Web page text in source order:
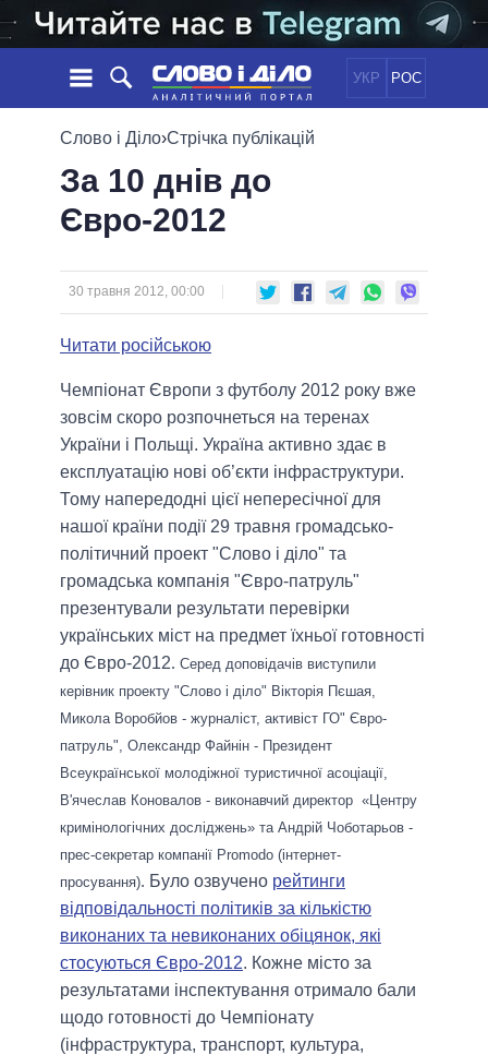
УКР РОС
НОВИНИ
СТРІЧКА
ПОДІЇ
ДУМКИ
ОГЛЯДИ
ДАЙДЖЕСТИ
ПОЛІТИКА
СВІТ
ОБIЦЯНКИ
ПОЛIТИКИ
УСІ ПОЛІТИКИ
ПРЕЗИДЕНТ І ОФІС
ВЕРХОВНА РАДА
ГОЛОВИ ОБЛАДМІНІСТРАЦІЙ
МЕРИ МІСТ
ВСІ ПЕРСОНИ
ІНФОГРАФІКА
ПОРІВНЯННЯ ПОЛІТИКІВ
Слово і Діло›Стрічка публікацій
За 10 днів до
Євро-2012
30 травня 2012, 00:00
Читати російською
Чемпіонат Європи з футболу 2012 року вже
зовсім скоро розпочнеться на теренах
України і Польщі. Україна активно здає в
експлуатацію нові об’єкти інфраструктури.
Тому напередодні цієї непересічної для
нашої країни події 29 травня громадсько-
політичний проект "Слово і діло" та
громадська компанія "Євро-патруль"
презентували результати перевірки
українських міст на предмет їхньої готовності
до Євро-2012. Серед доповідачів виступили
керівник проекту "Слово і діло" Вікторія Пєшая,
Микола Воробйов - журналіст, активіст ГО" Євро-
патруль", Олександр Файнін - Президент
Всеукраїнської молодіжної туристичної асоціації,
В'ячеслав Коновалов - виконавчий директор «Центру
кримінологічних досліджень» та Андрій Чоботарьов -
прес-секретар компанії Promodo (інтернет-
просування). Було озвучено рейтинги
відповідальності політиків за кількістю
виконаних та невиконаних обіцянок, які
стосуються Євро-2012. Кожне місто за
результатами інспектування отримало бали
щодо готовності до Чемпіонату
(інфраструктура, транспорт, культура,